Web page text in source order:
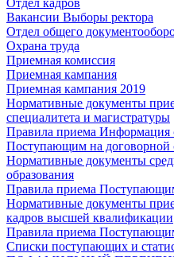
Вакансии Выборы ректора
Отдел общего
Охрана труда
Приемная комиссия
Приемная кампания
Приемная кампания 2019
Нормативные документы
специалитета и магистратуры
Правила приема Информация
Поступающим на договорной
Нормативные документы
образования
Правила приема
Нормативные документы
кадров высшей квалификации
Правила приема
Списки поступающих и